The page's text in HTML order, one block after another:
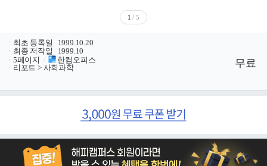
1 / 5
ㆍ 최초 등록일
1999.10.20
ㆍ 최종 저작일
1999.10
ㆍ 5페이지 /
한컴오피스
ㆍ 리포트 > 사회과학 무료